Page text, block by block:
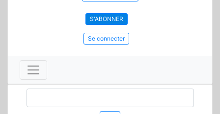
S'ABONNER
Se connecter